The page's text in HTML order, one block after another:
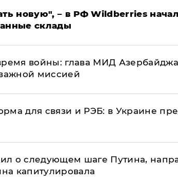
новую", – в РФ Wildberries начал
склады
войны: глава МИД
миссией
для связи и РЭБ: в Украине
о следующем шаге Путина,
капитулировала